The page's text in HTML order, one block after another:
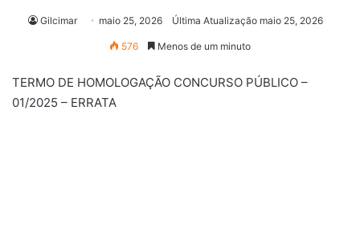
Gilcimar maio 25, 2026 Última Atualização maio 25, 2026
576 Menos de um minuto
TERMO DE HOMOLOGAÇÃO CONCURSO PÚBLICO –
01/2025 – ERRATA